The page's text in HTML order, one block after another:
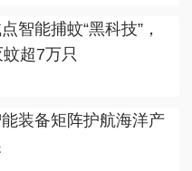
智能捕蚊“黑科技”，
超7万只
装备矩阵护航海洋产